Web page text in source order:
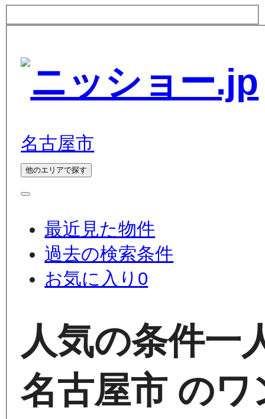
名古屋市
他のエリアで探す
最近見た物件
過去の検索条件
お気に入り 0
人気の条件一
名古屋市 のワ